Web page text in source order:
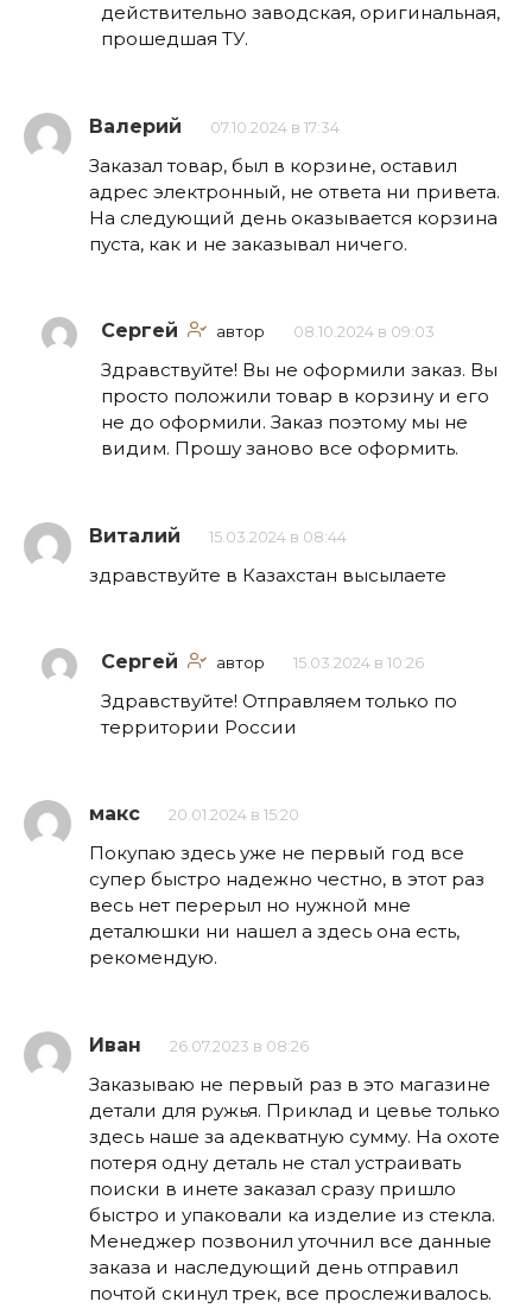
действительно заводская, оригинальная,
прошедшая ТУ.
Валерий 07.10.2024 в 17:34
Заказал товар, был в корзине, оставил
адрес электронный, не ответа ни привета.
На следующий день оказывается корзина
пуста, как и не заказывал ничего.
Сергей автор 08.10.2024 в 09:03
Здравствуйте! Вы не оформили заказ. Вы
просто положили товар в корзину и его
не до оформили. Заказ поэтому мы не
видим. Прошу заново все оформить.
Виталий 15.03.2024 в 08:44
здравствуйте в Казахстан высылаете
Сергей автор 15.03.2024 в 10:26
Здравствуйте! Отправляем только по
территории России
макс 20.01.2024 в 15:20
Покупаю здесь уже не первый год все
супер быстро надежно честно, в этот раз
весь нет перерыл но нужной мне
деталюшки ни нашел а здесь она есть,
рекомендую.
Иван 26.07.2023 в 08:26
Заказываю не первый раз в это магазине
детали для ружья. Приклад и цевье только
здесь наше за адекватную сумму. На охоте
потеря одну деталь не стал устраивать
поиски в инете заказал сразу пришло
быстро и упаковали ка изделие из стекла.
Менеджер позвонил уточнил все данные
заказа и наследующий день отправил
почтой скинул трек, все прослеживалось.